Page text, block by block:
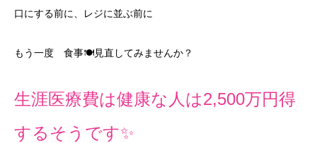
口にする前に、レジに並ぶ前に
もう一度 食事🍽️見直してみませんか？
生涯医療費は健康な人は2,500万円得
するそうです✨